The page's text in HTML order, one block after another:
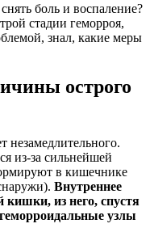
боль и воспаление?
стадии геморроя,
знал, какие меры
острого
незамедлительного.
из-за сильнейшей
в кишечнике
Внутреннее
кишки, из него, спустя
узлы